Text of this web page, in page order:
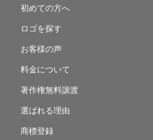
初めての方へ
ロゴを探す
お客様の声
料金について
著作権無料譲渡
選ばれる理由
商標登録